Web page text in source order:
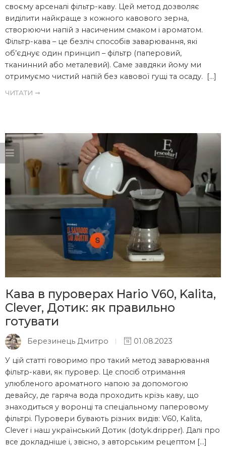
своєму арсеналі фільтр-каву. Цей метод дозволяє
виділити найкраще з кожного кавового зерна,
створюючи напій з насиченим смаком і ароматом.
Фільтр-кава – це безліч способів заварювання, які
об’єднує один принцип – фільтр (паперовий,
тканинний або металевий). Саме завдяки йому ми
отримуємо чистий напій без кавової гущі та осаду. […]
ЧИТАТИ ➞
Кава в пуроверах Hario V60, Kalita,
Clever, Дотик: як правильно
готувати
Березинець Дмитро 01.08.2023
У цій статті говоримо про такий метод заварювання
фільтр-кави, як пуровер. Це спосіб отримання
улюбленого ароматного напою за допомогою
девайсу, де гаряча вода проходить крізь каву, що
знаходиться у воронці та спеціальному паперовому
фільтрі. Пуровери бувають різних видів: V60, Kalita,
Clever і наш український Дотик (dotyk.dripper). Далі про
все докладніше і, звісно, з авторським рецептом […]